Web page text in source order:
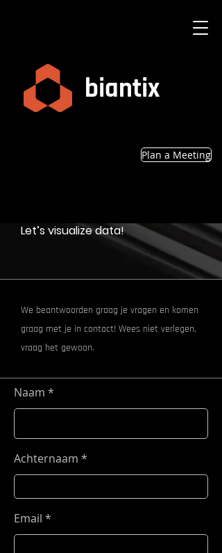
biantix
Plan a Meeting
Let’s visualize data!
We beantwoorden graag je vragen en komen
graag met je in contact! Wees niet verlegen,
vraag het gewoon.
Naam
Achternaam
Email